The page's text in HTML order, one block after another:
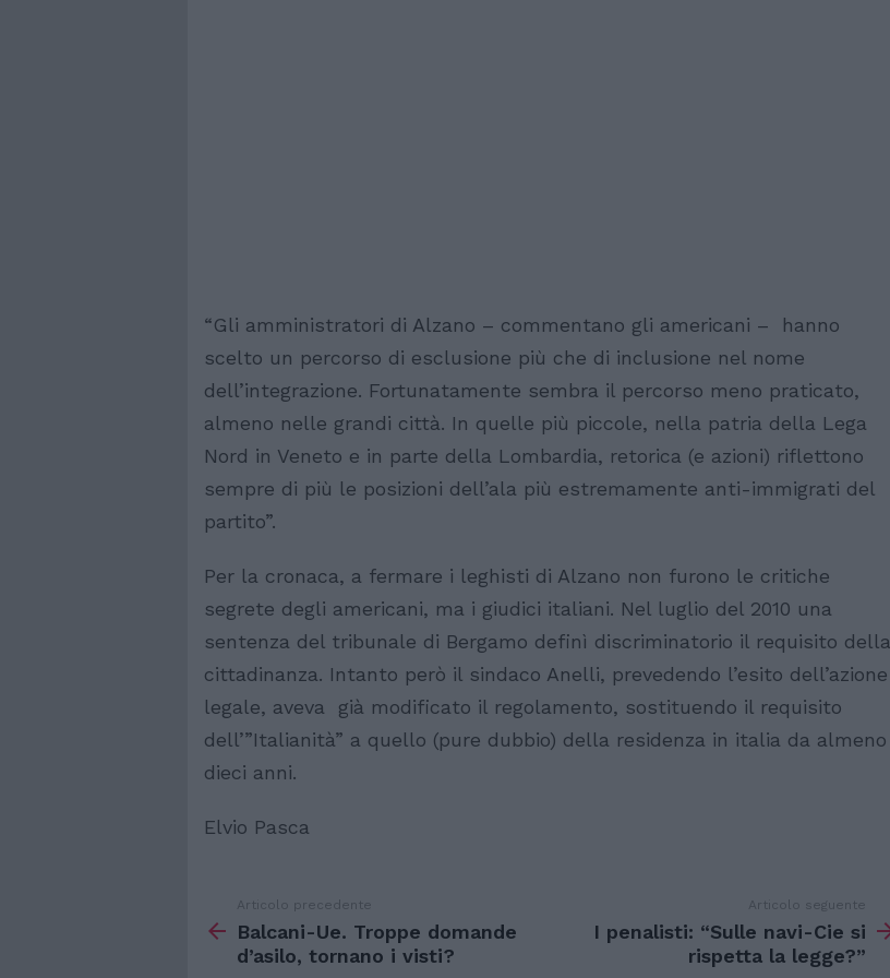
“Gli amministratori di Alzano – commentano gli americani – hanno
scelto un percorso di esclusione più che di inclusione nel nome
dell’integrazione. Fortunatamente sembra il percorso meno praticato,
almeno nelle grandi città. In quelle più piccole, nella patria della Lega
Nord in Veneto e in parte della Lombardia, retorica (e azioni) riflettono
sempre di più le posizioni dell’ala più estremamente anti-immigrati del
partito”.
Per la cronaca, a fermare i leghisti di Alzano non furono le critiche
segrete degli americani, ma i giudici italiani. Nel luglio del 2010 una
sentenza del tribunale di Bergamo definì discriminatorio il requisito della
cittadinanza. Intanto però il sindaco Anelli, prevedendo l’esito dell’azione
legale, aveva già modificato il regolamento, sostituendo il requisito
dell’”Italianità” a quello (pure dubbio) della residenza in italia da almeno
dieci anni.
Elvio Pasca
di
Articolo precedente
Balcani-Ue. Troppe domande
d’asilo, tornano i visti?
Articolo seguente
I penalisti: “Sulle navi-Cie si
rispetta la legge?”